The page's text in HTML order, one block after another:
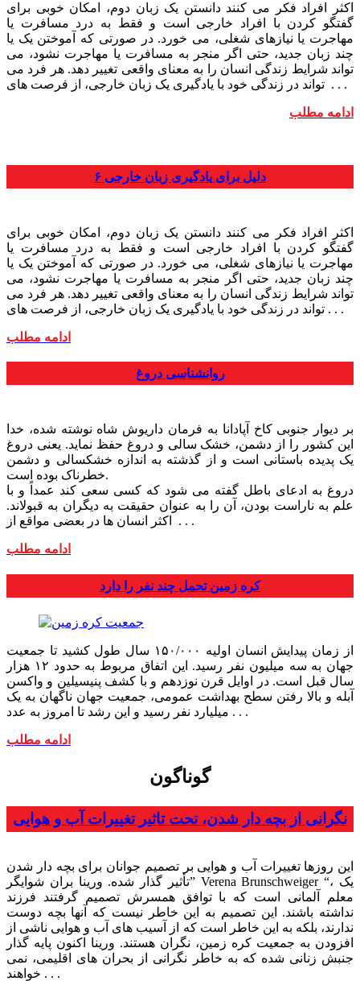
اکثر افراد فکر می کنند دانستن یک زبان دوم، امکان خوبی برای
گفتگو کردن با افراد خارجی است و فقط به درد مسافرت یا
مهاجرت یا نیازهای شغلی، می خورد. در صورتی که آموختن یک یا
چند زبان جدید، حتی اگر منجر به مسافرت یا مهاجرت نشود، می
تواند شرایط زندگی انسان را به معنای واقعی تغییر دهد. هر فرد می
تواند در زندگی خود با یادگیری یک زبان خارجی، از فرصت های . . .
ادامه مطلب
۶ دلیل برای یادگیری زبان خارجی
اکثر افراد فکر می کنند دانستن یک زبان دوم، امکان خوبی برای
گفتگو کردن با افراد خارجی است و فقط به درد مسافرت یا
مهاجرت یا نیازهای شغلی، می خورد. در صورتی که آموختن یک یا
چند زبان جدید، حتی اگر منجر به مسافرت یا مهاجرت نشود، می
تواند شرایط زندگی انسان را به معنای واقعی تغییر دهد. هر فرد می
تواند در زندگی خود با یادگیری یک زبان خارجی، از فرصت های . . .
ادامه مطلب
روانشناسی دروغ
بر دیوار جنوبی کاخ آپادانا به فرمان داریوش شاه نوشته شده، خدا
این کشور را از دشمن، خشک سالی و دروغ حفظ نماید. یعنی دروغ
یک پدیده باستانی است و از گذشته به اندازه خشکسالی و دشمن
خطرناک بوده است.
دروغ به ادعای باطل گفته می شود که کسی سعی کند عمداً و با
علم به ناراست بودن، آن را به عنوان حقیقت به دیگران به قبولاند.
اکثر انسان ها در بعضی مواقع از . . .
ادامه مطلب
کره زمین تحمل چند نفر را دارد
از زمان پیدایش انسان اولیه ۱۵۰/۰۰۰ سال طول کشید تا جمعیت
جهان به سه میلیون نفر رسید. این اتفاق مربوط به حدود ۱۲ هزار
سال قبل است. در اوایل قرن نوزدهم و با کشف پنی­سیلین و واکسن
آبله و بالا رفتن سطح بهداشت عمومی، جمعیت جهان ناگهان به یک
میلیارد نفر رسید و این رشد تا امروز به عدد . . .
ادامه مطلب
گوناگون
نگرانی از بچه دار شدن، تحت تاثیر تغییرات آب و هوایی
این روزها تغییرات آب و هوایی بر تصمیم جوانان برای بچه دار شدن
تأثیر گذار شده. ورینا بران شوایگر” Verena Brunschweiger “، یک
معلم آلمانی است که با توافق همسرش تصمیم گرفتند فرزند
نداشته باشند. این تصمیم به این خاطر نیست که آنها بچه دوست
ندارند، بلکه به این خاطر است که از آسیب های آب و هوایی ناشی از
افزودن به جمعیت کره زمین، نگران هستند. ورینا اکنون پایه گذار
جنبش زنانی شده که به خاطر نگرانی از بحران های اقلیمی، نمی
خواهند . . .